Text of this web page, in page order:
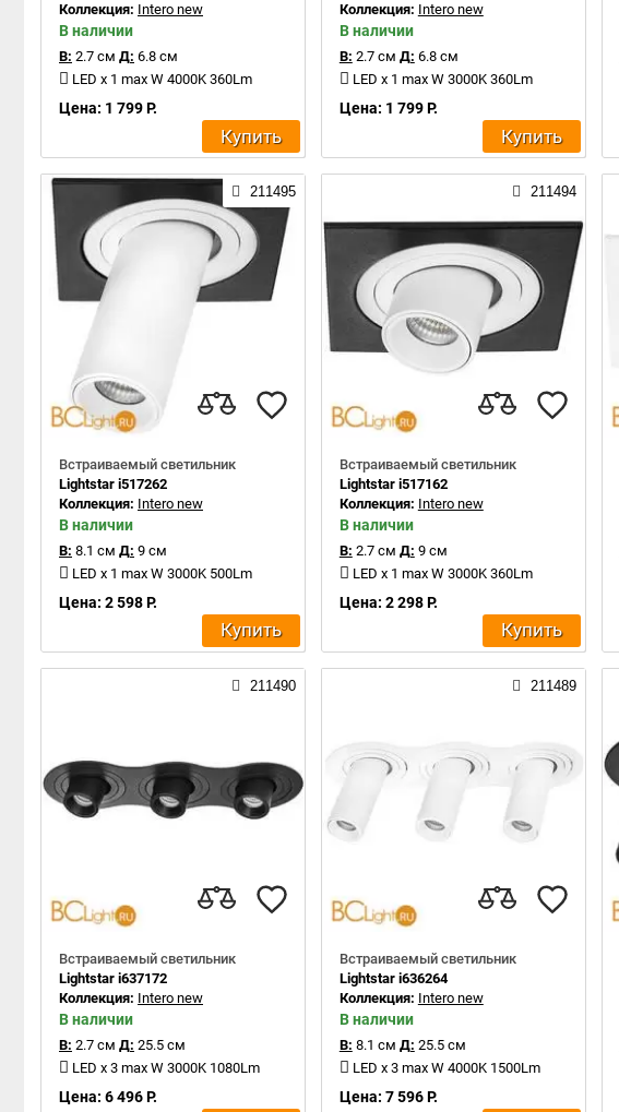
Коллекция: Intero new
В наличии
В: 2.7 см Д: 6.8 см
LED x 1 max W 4000K 360Lm
Цена: 1 799 Р.
Купить
Коллекция: Intero new
В наличии
В: 2.7 см Д: 6.8 см
LED x 1 max W 3000K 360Lm
Цена: 1 799 Р.
Купить
211495
Встраиваемый светильник
Lightstar i517262
Коллекция: Intero new
В наличии
В: 8.1 см Д: 9 см
LED x 1 max W 3000K 500Lm
Цена: 2 598 Р.
Купить
211494
Встраиваемый светильник
Lightstar i517162
Коллекция: Intero new
В наличии
В: 2.7 см Д: 9 см
LED x 1 max W 3000K 360Lm
Цена: 2 298 Р.
Купить
211490
Встраиваемый светильник
Lightstar i637172
Коллекция: Intero new
В наличии
В: 2.7 см Д: 25.5 см
LED x 3 max W 3000K 1080Lm
Цена: 6 496 Р.
211489
Встраиваемый светильник
Lightstar i636264
Коллекция: Intero new
В наличии
В: 8.1 см Д: 25.5 см
LED x 3 max W 4000K 1500Lm
Цена: 7 596 Р.